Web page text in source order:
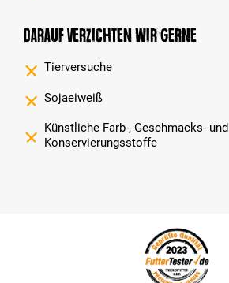
Darauf verzichten wir gerne
Tierversuche
Sojaeiweiß
Künstliche Farb-, Geschmacks- und
Konservierungsstoffe